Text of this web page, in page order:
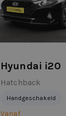
Hyundai i20
Hatchback
Handgeschakeld
Vanaf